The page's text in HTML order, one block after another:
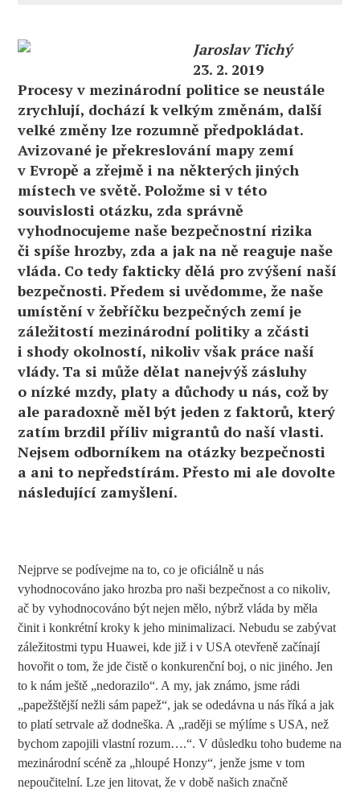
Jaroslav Tichý
23. 2. 2019
Procesy v mezinárodní politice se neustále
zrychlují, dochází k velkým změnám, další
velké změny lze rozumně předpokládat.
Avizované je překreslování mapy zemí
v Evropě a zřejmě i na některých jiných
místech ve světě. Položme si v této
souvislosti otázku, zda správně
vyhodnocujeme naše bezpečnostní rizika
či spíše hrozby, zda a jak na ně reaguje naše
vláda. Co tedy fakticky dělá pro zvýšení naší
bezpečnosti. Předem si uvědomme, že naše
umístění v žebříčku bezpečných zemí je
záležitostí mezinárodní politiky a zčásti
i shody okolností, nikoliv však práce naší
vlády. Ta si může dělat nanejvýš zásluhy
o nízké mzdy, platy a důchody u nás, což by
ale paradoxně měl být jeden z faktorů, který
zatím brzdil příliv migrantů do naší vlasti.
Nejsem odborníkem na otázky bezpečnosti
a ani to nepředstírám. Přesto mi ale dovolte
následující zamyšlení.
Nejprve se podívejme na to, co je oficiálně u nás
vyhodnocováno jako hrozba pro naši bezpečnost a co nikoliv,
ač by vyhodnocováno být nejen mělo, nýbrž vláda by měla
činit i konkrétní kroky k jeho minimalizaci. Nebudu se zabývat
záležitostmi typu Huawei, kde již i v USA otevřeně začínají
hovořit o tom, že jde čistě o konkurenční boj, o nic jiného. Jen
to k nám ještě „nedorazilo“. A my, jak známo, jsme rádi
„papežštější nežli sám papež“, jak se odedávna u nás říká a jak
to platí setrvale až dodneška. A „raději se mýlíme s USA, než
bychom zapojili vlastní rozum….“. V důsledku toho budeme na
mezinárodní scéně za „hloupé Honzy“, jenže jsme v tom
nepoučitelní. Lze jen litovat, že v době našich značně